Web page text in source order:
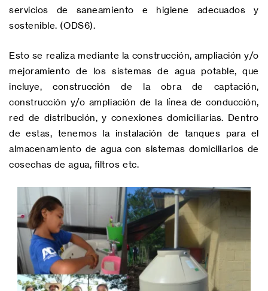
servicios de saneamiento e higiene adecuados y
sostenible. (ODS6).
Esto se realiza mediante la construcción, ampliación y/o
mejoramiento de los sistemas de agua potable, que
incluye, construcción de la obra de captación,
construcción y/o ampliación de la línea de conducción,
red de distribución, y conexiones domiciliarias. Dentro
de estas, tenemos la instalación de tanques para el
almacenamiento de agua con sistemas domiciliarios de
cosechas de agua, filtros etc.